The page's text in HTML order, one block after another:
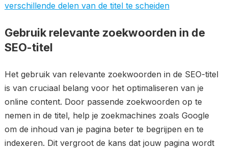
verschillende delen van de titel te scheiden
Gebruik relevante zoekwoorden in de
SEO-titel
Het gebruik van relevante zoekwoorden in de SEO-titel
is van cruciaal belang voor het optimaliseren van je
online content. Door passende zoekwoorden op te
nemen in de titel, help je zoekmachines zoals Google
om de inhoud van je pagina beter te begrijpen en te
indexeren. Dit vergroot de kans dat jouw pagina wordt